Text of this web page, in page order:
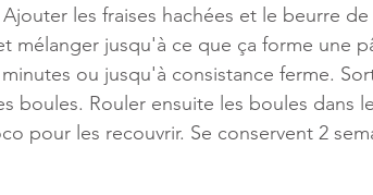
les fraises hachées et le beurre
mélanger jusqu'à ce que ça forme une
ou jusqu'à consistance ferme.
boules. Rouler ensuite les boules dans
pour les recouvrir. Se conservent 2